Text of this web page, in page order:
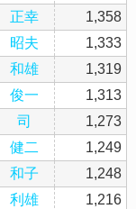
正幸
1,358
昭夫
1,333
和雄
1,319
俊一
1,313
司
1,273
健二
1,249
和子
1,248
利雄
1,216